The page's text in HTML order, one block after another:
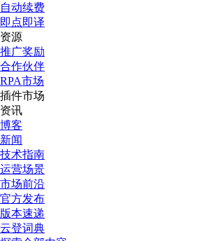
自动续费
即点即译
资源
推广奖励
合作伙伴
RPA市场
插件市场
资讯
博客
新闻
技术指南
运营场景
市场前沿
官方发布
版本速递
云登词典